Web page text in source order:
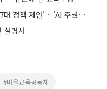
유은혜, 최교진 교육부 장관에 '7대 정책 제안'…"AI 주권·수능 자격고사화" 촉구
설명서
#마을교육공동체